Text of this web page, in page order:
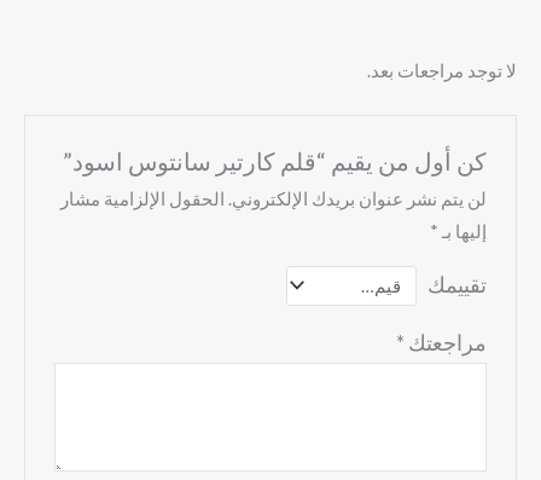
لا توجد مراجعات بعد.
كن أول من يقيم “قلم كارتير سانتوس اسود”
لن يتم نشر عنوان بريدك الإلكتروني. الحقول الإلزامية مشار
إليها بـ *
تقييمك
مراجعتك *